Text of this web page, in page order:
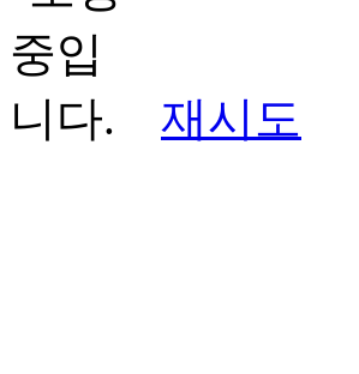
재시도